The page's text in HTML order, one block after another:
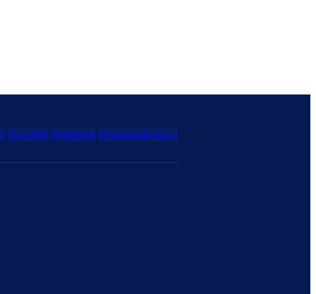
f X-twitter Instagram Ovaicon-tik-tok-1